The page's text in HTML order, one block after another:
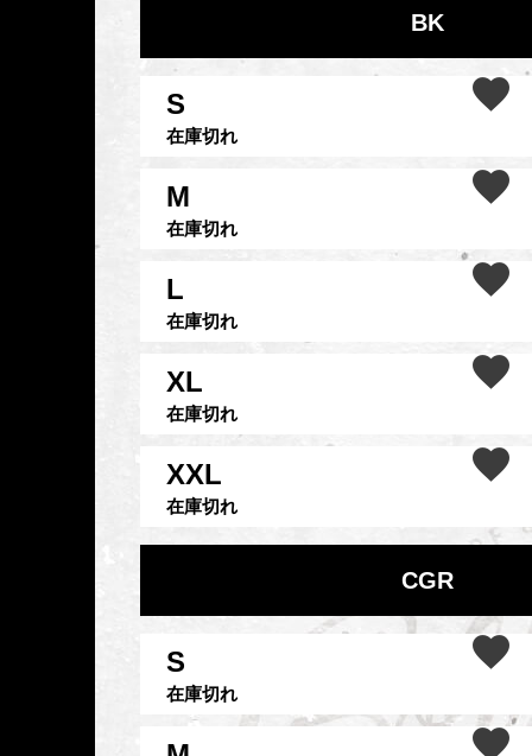
BK
S
在庫切れ
M
在庫切れ
L
在庫切れ
XL
在庫切れ
XXL
在庫切れ
CGR
S
在庫切れ